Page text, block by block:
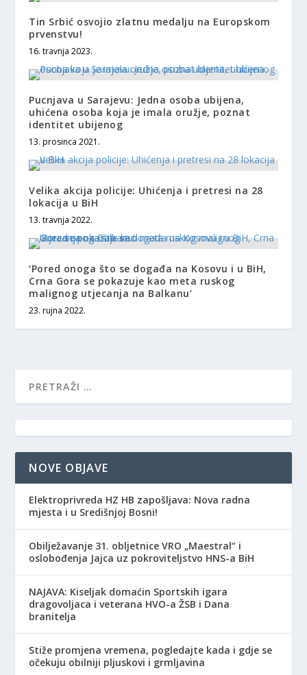
Tin Srbić osvojio zlatnu medalju na Europskom
prvenstvu!
16. travnja 2023.
Pucnjava u Sarajevu: Jedna osoba ubijena,
uhićena osoba koja je imala oružje, poznat
identitet ubijenog
13. prosinca 2021.
Velika akcija policije: Uhićenja i pretresi na 28
lokacija u BiH
13. travnja 2022.
‘Pored onoga što se događa na Kosovu i u BiH,
Crna Gora se pokazuje kao meta ruskog
malignog utjecanja na Balkanu’
23. rujna 2022.
NOVE OBJAVE
Elektroprivreda HZ HB zapošljava: Nova radna
mjesta i u Središnjoj Bosni!
Obilježavanje 31. obljetnice VRO „Maestral“ i
oslobođenja Jajca uz pokroviteljstvo HNS-a BiH
NAJAVA: Kiseljak domaćin Sportskih igara
dragovoljaca i veterana HVO-a ŽSB i Dana
branitelja
Stiže promjena vremena, pogledajte kada i gdje se
očekuju obilniji pljuskovi i grmljavina